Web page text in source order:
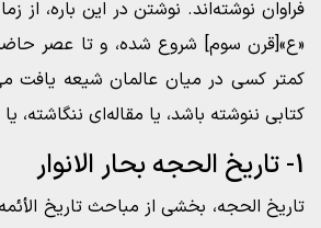
فراوان نوشته‌اند. نوشتن در این باره،
«ع»[قرن سوم] شروع شده، و تا عصر
کمتر کسى در میان عالمان شیعه یافت
کتابى ننوشته باشد، یا مقاله‌اى ننگاشته،
1- تاریخ الحجه بحار الانوار
تاریخ الحجه، بخشی از مباحث تاریخ الأئمه